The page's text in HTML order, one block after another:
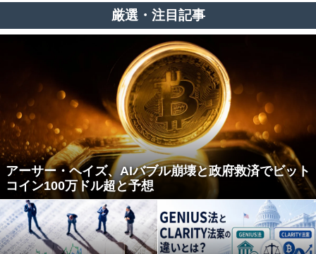
厳選・注目記事
アーサー・ヘイズ、AIバブル崩壊と政府救済でビット
コイン100万ドル超と予想